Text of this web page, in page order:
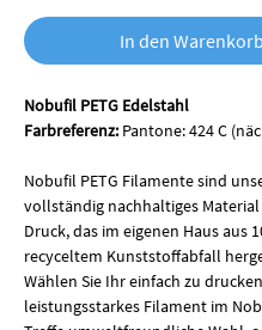
In den Warenkorb
Nobufil PETG Edelstahl
Farbreferenz: Pantone: 424 C
Nobufil PETG Filamente sind
vollständig nachhaltiges Material
Druck, das im eigenen Haus aus
recyceltem Kunststoffabfall
Wählen Sie Ihr einfach zu
leistungsstarkes Filament im